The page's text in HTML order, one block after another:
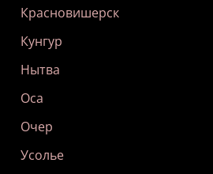
Красновишерск
Кунгур
Нытва
Оса
Очер
Усолье